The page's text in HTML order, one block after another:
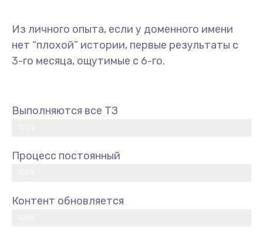
Из личного опыта, если у доменного имени
нет “плохой” истории, первые результаты с
3-го месяца, ощутимые с 6-го.
Выполняются все ТЗ
Процесс постоянный
Контент обновляется